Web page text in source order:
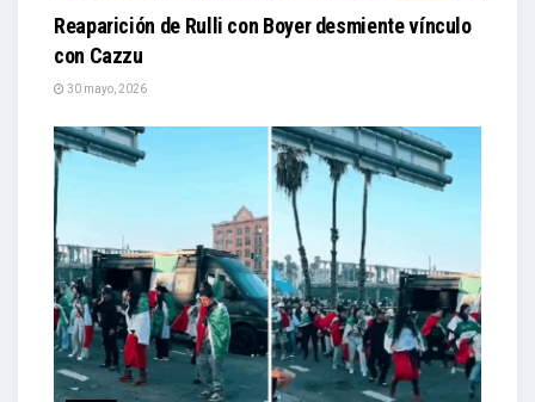
Reaparición de Rulli con Boyer desmiente vínculo
con Cazzu
30 mayo, 2026